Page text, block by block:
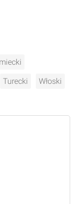
Turecki Włoski